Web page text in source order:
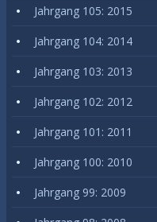
Jahrgang 105: 2015
Jahrgang 104: 2014
Jahrgang 103: 2013
Jahrgang 102: 2012
Jahrgang 101: 2011
Jahrgang 100: 2010
Jahrgang 99: 2009